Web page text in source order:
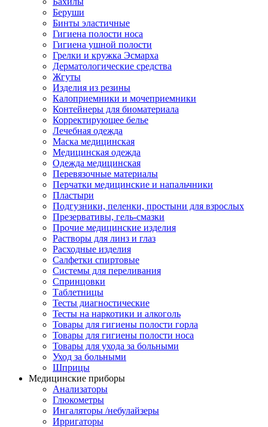
Беруши
Бинты эластичные
Гигиена полости носа
Гигиена ушной полости
Грелки и кружка Эсмарха
Дерматологические средства
Жгуты
Изделия из резины
Калоприемники и мочеприемники
Контейнеры для биоматериала
Корректирующее белье
Лечебная одежда
Маска медицинская
Медицинская одежда
Одежда медицинская
Перевязочные материалы
Перчатки медицинские и напальчники
Пластыри
Подгузники, пеленки, простыни для взрослых
Презервативы, гель-смазки
Прочие медицинские изделия
Растворы для линз и глаз
Расходные изделия
Салфетки спиртовые
Системы для переливания
Спринцовки
Таблетницы
Тесты диагностические
Тесты на наркотики и алкоголь
Товары для гигиены полости горла
Товары для гигиены полости носа
Товары для ухода за больными
Уход за больными
Шприцы
Медицинские приборы
Анализаторы
Глюкометры
Ингаляторы /небулайзеры
Ирригаторы